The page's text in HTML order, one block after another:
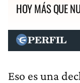
HOY MÁS QUE
Eso es una